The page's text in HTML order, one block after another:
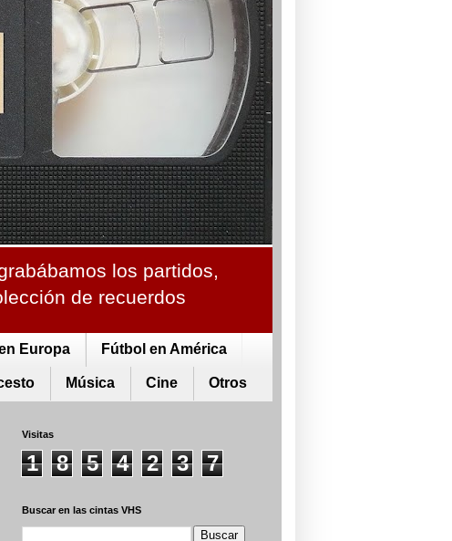
los partidos,
de recuerdos
Europa Fútbol en América
Música Cine Otros
Visitas
1 8 5 4 2 3 7
Buscar en las cintas VHS